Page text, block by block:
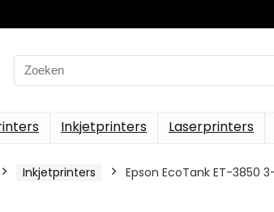
Search
for:
Inkjetprinters Laserprinters
Inkjetprinters Epson EcoTank ET-3850